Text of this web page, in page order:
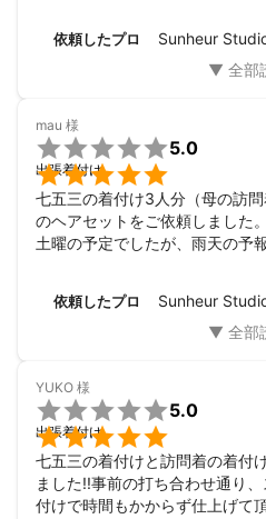
（しっかりと講習を受け赤ちゃん
取得資格
国家資格  美容師免許
カラーコーディネーター 資格
着付師 資格
メイクアップ 資格
アピールポイント
ヘアメイク、着付、フォトのこと
ばと思っています。
オーナーも小さな子供がいて赤ち
っても素敵に仕上げてください
風の強い日の撮影でしたが着崩
当日ドタキャンして撮影場所に
てていたところ、カメラマンと
いました😭❤️
お忙しいなか、限られた時間で
さいました。
本当にありがとうございました
ステキな前撮り写真と、素晴ら
今後と色々な機会で着付けやヘ
依頼したプロ Sunheur
mau 様


5.0
出張着付け
七五三の着付け3人分（母の訪
のヘアセットをご依頼しました。
土曜の予定でしたが、雨天の予
頂き、また子どもにも和やかに
した。3人とも着崩れることな
依頼したプロ Sunheur
YUKO 様


5.0
出張着付け
七五三の着付けと訪問着の着付
ました!!事前の打ち合わせ通り
付けで時間もかからず仕上げて